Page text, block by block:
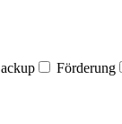
Förderung